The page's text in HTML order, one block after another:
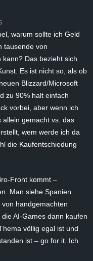
warum sollte ich Geld
tausende von
Das bezieht sich
Es ist nicht so, als ob
Blizzard/Microsoft
zu 90% halt einfach
vorbei, aber wenn ich
gemacht vs. das
wem werde ich da
die Kaufentschiedung
Front kommt –
Man siehe Spanien.
handgemachten
AI-Games dann kaufen
völlig egal ist und
ist – go for it. Ich